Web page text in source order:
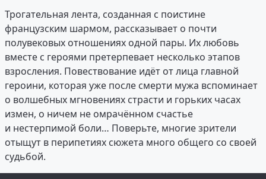
Трогательная лента, созданная с поистине
французским шармом, рассказывает о почти
полувековых отношениях одной пары. Их любовь
вместе с героями претерпевает несколько этапов
взросления. Повествование идёт от лица главной
героини, которая уже после смерти мужа вспоминает
о волшебных мгновениях страсти и горьких часах
измен, о ничем не омрачённом счастье
и нестерпимой боли… Поверьте, многие зрители
отыщут в перипетиях сюжета много общего со своей
судьбой.